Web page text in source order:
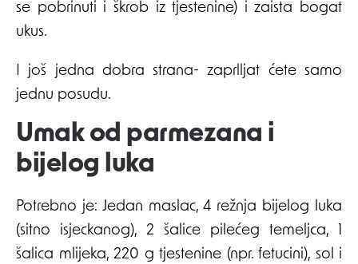
se pobrinuti i škrob iz tjestenine) i zaista bogat
ukus.
I još jedna dobra strana- zaprlljat ćete samo
jednu posudu.
Umak od parmezana i
bijelog luka
Potrebno je: Jedan maslac, 4 režnja bijelog luka
(sitno isjeckanog), 2 šalice pilećeg temeljca, 1
šalica mlijeka, 220 g tjestenine (npr. fetucini), sol i